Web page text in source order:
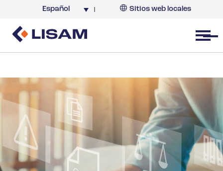
Español Sitios web locales
Open menu